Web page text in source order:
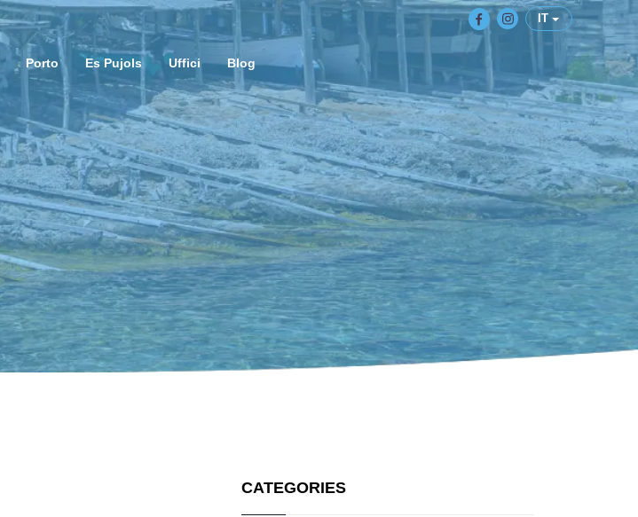
IT
Porto Es Pujols Uffici Blog
CATEGORIES